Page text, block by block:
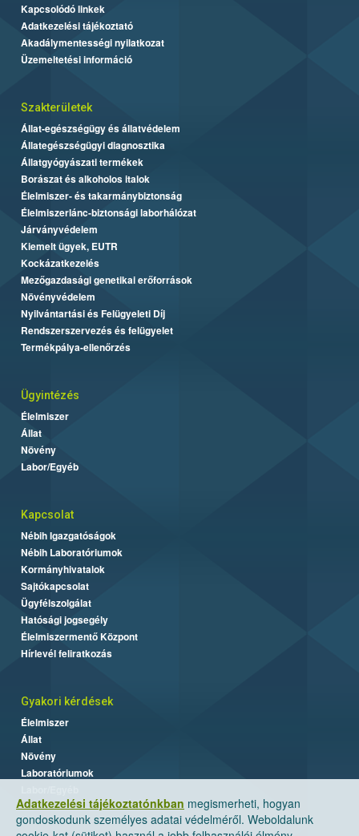
Adatkezelési tájékoztatónkban megismerheti, hogyan
gondoskodunk személyes adatai védelméről. Weboldalunk
Kapcsolódó linkek
Adatkezelési tájékoztató
Akadálymentességi nyilatkozat
Üzemeltetési információ
Szakterületek
Állat-egészségügy és állatvédelem
Állategészségügyi diagnosztika
Állatgyógyászati termékek
Borászat és alkoholos italok
Élelmiszer- és takarmánybiztonság
Élelmiszerlánc-biztonsági laborhálózat
Járványvédelem
Kiemelt ügyek, EUTR
Kockázatkezelés
Mezőgazdasági genetikai erőforrások
Növényvédelem
Nyilvántartási és Felügyeleti Díj
Rendszerszervezés és felügyelet
Termékpálya-ellenőrzés
Ügyintézés
Élelmiszer
Állat
Növény
Labor/Egyéb
Kapcsolat
Nébih Igazgatóságok
Nébih Laboratóriumok
Kormányhivatalok
Sajtókapcsolat
Ügyfélszolgálat
Hatósági jogsegély
Élelmiszermentő Központ
Hírlevél feliratkozás
Gyakori kérdések
Élelmiszer
Állat
Növény
Laboratóriumok